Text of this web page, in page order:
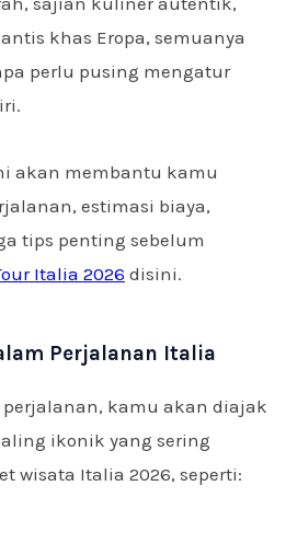
khas Eropa, semuanya
perlu pusing mengatur
akan membantu kamu
estimasi biaya,
tips penting sebelum
Italia 2026 disini.
Perjalanan Italia
kamu akan diajak
ikonik yang sering
wisata Italia 2026, seperti: